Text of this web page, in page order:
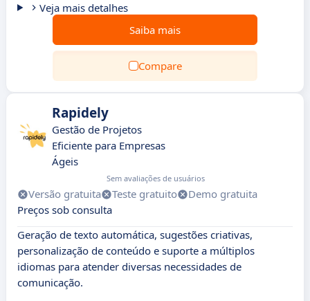
Veja mais detalhes
Saiba mais
Compare
Rapidely
Gestão de Projetos
Eficiente para Empresas
Ágeis
Sem avaliações de usuários
Versão gratuita Teste gratuito
Demo gratuita
Preços sob consulta
Geração de texto automática, sugestões criativas,
personalização de conteúdo e suporte a múltiplos
idiomas para atender diversas necessidades de
comunicação.